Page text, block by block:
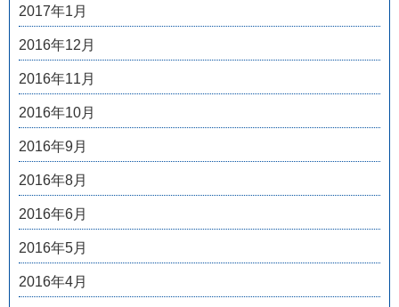
2017年1月
2016年12月
2016年11月
2016年10月
2016年9月
2016年8月
2016年6月
2016年5月
2016年4月